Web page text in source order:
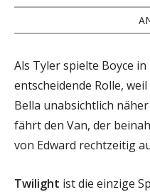
Als Tyler spielte Boyce in
entscheidende Rolle,
Bella unabsichtlich
fährt den Van, der
von Edward rechtzeitig
Twilight ist die einzige